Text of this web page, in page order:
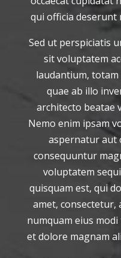
qui officia deserunt
Sed ut perspiciatis
sit voluptatem
laudantium, totam
quae ab illo
architecto beatae
Nemo enim ipsam
aspernatur aut
consequuntur
voluptatem
quisquam est, qui
amet, consectetur,
numquam eius
et dolore magnam